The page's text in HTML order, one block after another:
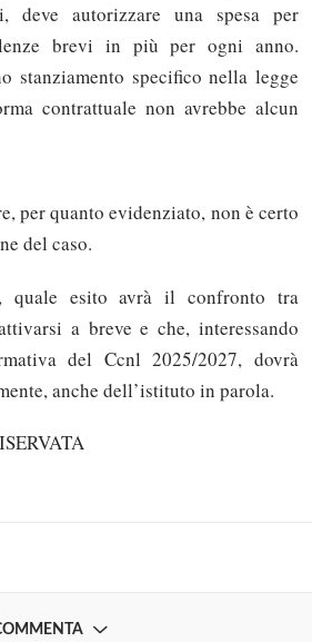
deve autorizzare una spesa per
brevi in più per ogni anno.
stanziamento specifico nella legge
contrattuale non avrebbe alcun
per quanto evidenziato, non è certo
del caso.
quale esito avrà il confronto tra
a breve e che, interessando
del Ccnl 2025/2027, dovrà
anche dell’istituto in parola.
possono